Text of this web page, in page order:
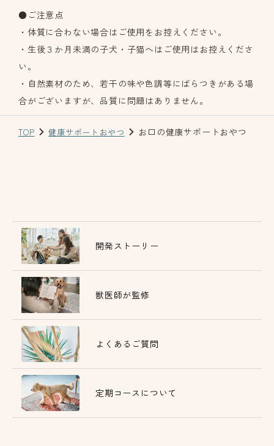
●ご注意点
・体質に合わない場合はご使用をお控えください。
・生後３か月未満の子犬・子猫へはご使用はお控えくださ
い。
・自然素材のため、若干の味や色調等にばらつきがある場
合がございますが、品質に問題はありません。
TOP 健康サポートおやつ お口の健康サポートおやつ
開発ストーリー
獣医師が監修
よくあるご質問
定期コースについて